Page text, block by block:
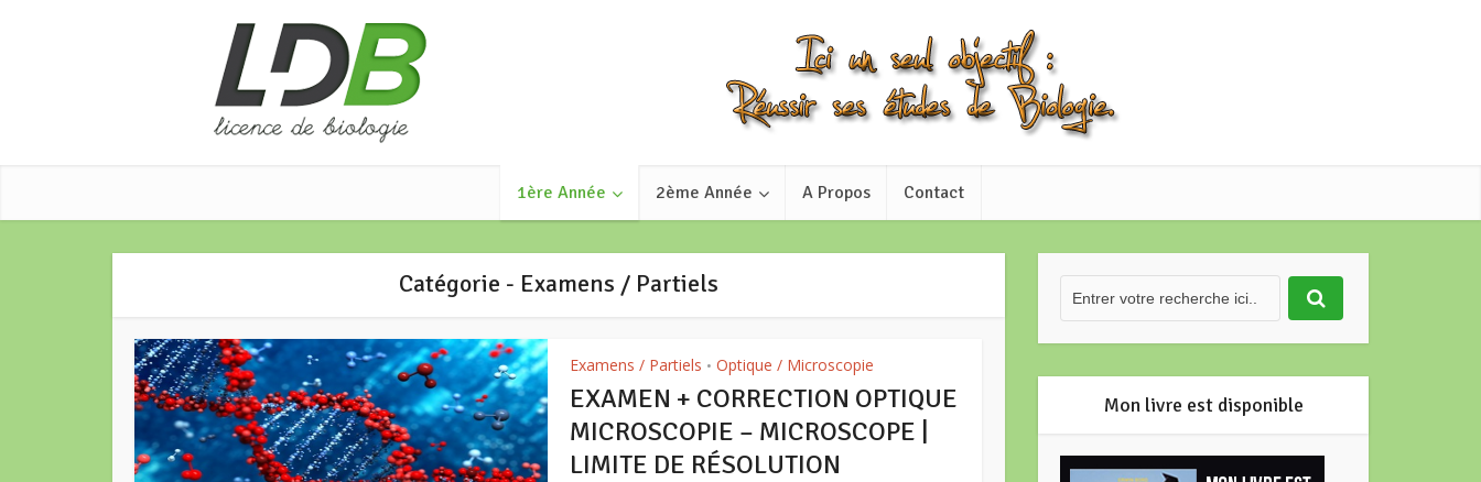
1ère Année 2ème Année A Propos Contact
Catégorie - Examens / Partiels
Examens / Partiels • Optique / Microscopie
EXAMEN + CORRECTION OPTIQUE
MICROSCOPIE – MICROSCOPE |
LIMITE DE RÉSOLUTION
Mon livre est disponible